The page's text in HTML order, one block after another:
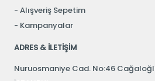
Alışveriş Sepetim
Kampanyalar
ADRES & İLETİŞİM
Nuruosmaniye Cad. No:46